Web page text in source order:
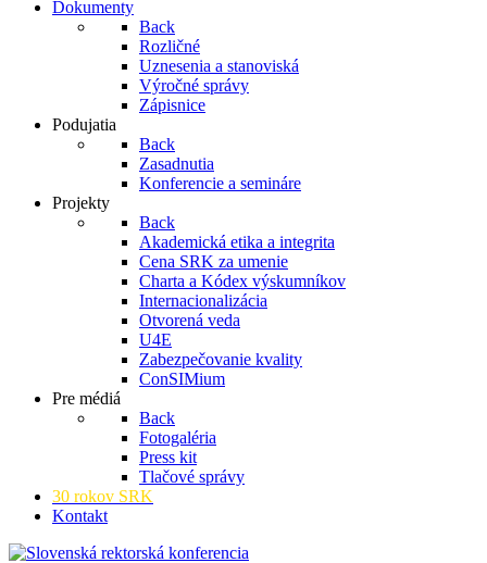
Dokumenty
Back
Rozličné
Uznesenia a stanoviská
Výročné správy
Zápisnice
Podujatia
Back
Zasadnutia
Konferencie a semináre
Projekty
Back
Akademická etika a integrita
Cena SRK za umenie
Charta a Kódex výskumníkov
Internacionalizácia
Otvorená veda
U4E
Zabezpečovanie kvality
ConSIMium
Pre médiá
Back
Fotogaléria
Press kit
Tlačové správy
30 rokov SRK
Kontakt